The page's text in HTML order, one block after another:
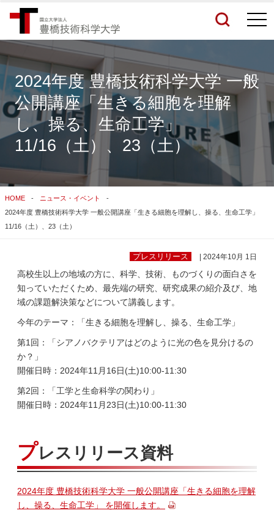
検索結果をもっと見る
関連サイトすべてを検索する
2024年度 豊橋技術科学大学 一般
公開講座「生きる細胞を理解
し、操る、生命工学」
11/16（土）、23（土）
HOME
ニュース・イベント
2024年度 豊橋技術科学大学 一般公開講座「生きる細胞を理解し、操る、生命工学」
11/16（土）、23（土）
プレスリリース | 2024年10月 1日
高校生以上の地域の方に、科学、技術、ものづくりの面白さを
知っていただくため、最先端の研究、研究成果の紹介及び、地
域の課題解決策などについて講義します。
今年のテーマ：「生きる細胞を理解し、操る、生命工学」
第1回：「シアノバクテリアはどのように光の色を見分けるの
か？」
開催日時：2024年11月16日(土)10:00-11:30
第2回：「工学と生命科学の関わり」
開催日時：2024年11月23日(土)10:00-11:30
プレスリリース資料
2024年度 豊橋技術科学大学 一般公開講座「生きる細胞を理解
し、操る、生命工学」 を開催します。